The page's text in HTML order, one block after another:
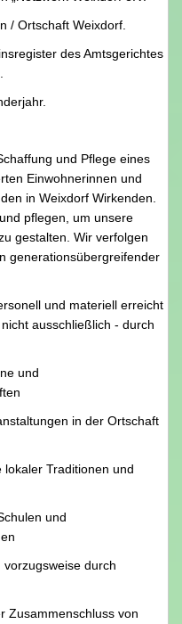
/ Ortschaft Weixdorf.
des Amtsgerichtes
und Pflege eines
Einwohnerinnen und
in Weixdorf Wirkenden.
pflegen, um unsere
gestalten. Wir verfolgen
generationsübergreifender
und materiell erreicht
ausschließlich - durch
und
in der Ortschaft
Traditionen und
und
durch
Zusammenschluss von